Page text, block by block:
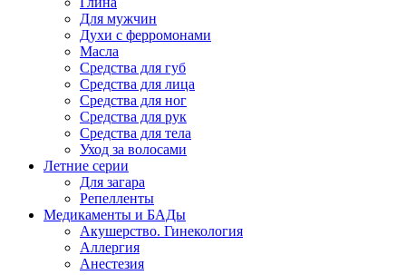
Для мужчин
Духи с ферромонами
Масла
Средства для губ
Средства для лица
Средства для ног
Средства для рук
Средства для тела
Уход за волосами
Летние серии
Для загара
Репелленты
Медикаменты и БАДы
Акушерство. Гинекология
Аллергия
Анестезия